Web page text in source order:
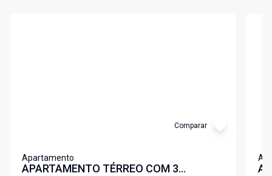
Comparar
Apartamento
APARTAMENTO TÉRREO COM 3